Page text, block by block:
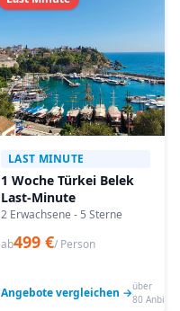
LAST MINUTE
1 Woche Türkei Belek
Last-Minute
2 Erwachsene - 5 Sterne
ab499 €/ Person
Angebote vergleichen →über
80